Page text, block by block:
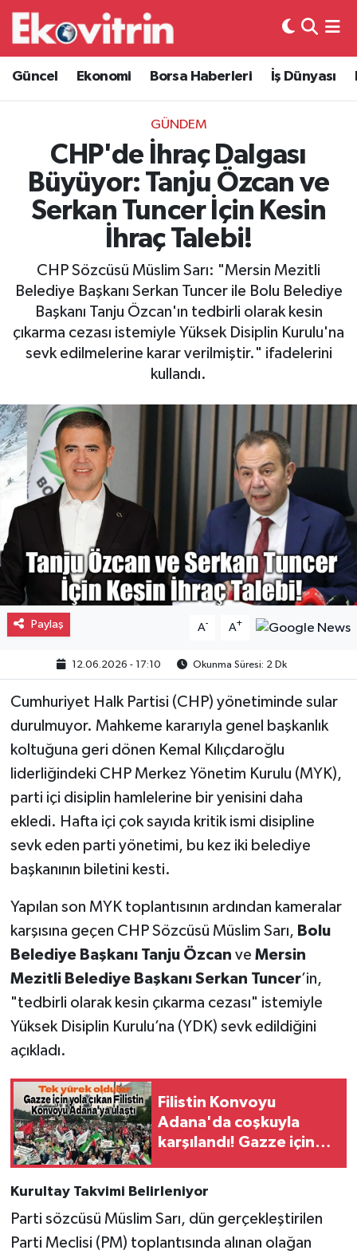
Güncel Ekonomi Borsa Haberleri İş Dünyası
GÜNDEM
CHP'de İhraç Dalgası
Büyüyor: Tanju Özcan ve
Serkan Tuncer İçin Kesin
İhraç Talebi!
CHP Sözcüsü Müslim Sarı: "Mersin Mezitli
Belediye Başkanı Serkan Tuncer ile Bolu Belediye
Başkanı Tanju Özcan'ın tedbirli olarak kesin
çıkarma cezası istemiyle Yüksek Disiplin Kurulu'na
sevk edilmelerine karar verilmiştir." ifadelerini
kullandı.
Paylaş A- A+
12.06.2026 - 17:10 Okunma Süresi: 2 Dk
Cumhuriyet Halk Partisi (CHP) yönetiminde sular
durulmuyor. Mahkeme kararıyla genel başkanlık
koltuğuna geri dönen Kemal Kılıçdaroğlu
liderliğindeki CHP Merkez Yönetim Kurulu (MYK),
parti içi disiplin hamlelerine bir yenisini daha
ekledi. Hafta içi çok sayıda kritik ismi disipline
sevk eden parti yönetimi, bu kez iki belediye
başkanının biletini kesti.
Yapılan son MYK toplantısının ardından kameralar
karşısına geçen CHP Sözcüsü Müslim Sarı, Bolu
Belediye Başkanı Tanju Özcan ve Mersin
Mezitli Belediye Başkanı Serkan Tuncer’in,
"tedbirli olarak kesin çıkarma cezası" istemiyle
Yüksek Disiplin Kurulu’na (YDK) sevk edildiğini
açıkladı.
Filistin Konvoyu
Adana'da coşkuyla
karşılandı! Gazze için
Kurultay Takvimi Belirleniyor
Parti sözcüsü Müslim Sarı, dün gerçekleştirilen
Parti Meclisi (PM) toplantısında alınan olağan
Güncel
Ekonomi
Borsa Haberleri
İş Dünyası
Lojistik
Otovitrin
Asayiş
Magazin
Spor
Eğitim
Hava Durumu
Trafik Durumu
Süper Lig Puan Durumu ve Fikstür
Tüm Manşetler
Son Dakika Haberleri
Haber Arşivi